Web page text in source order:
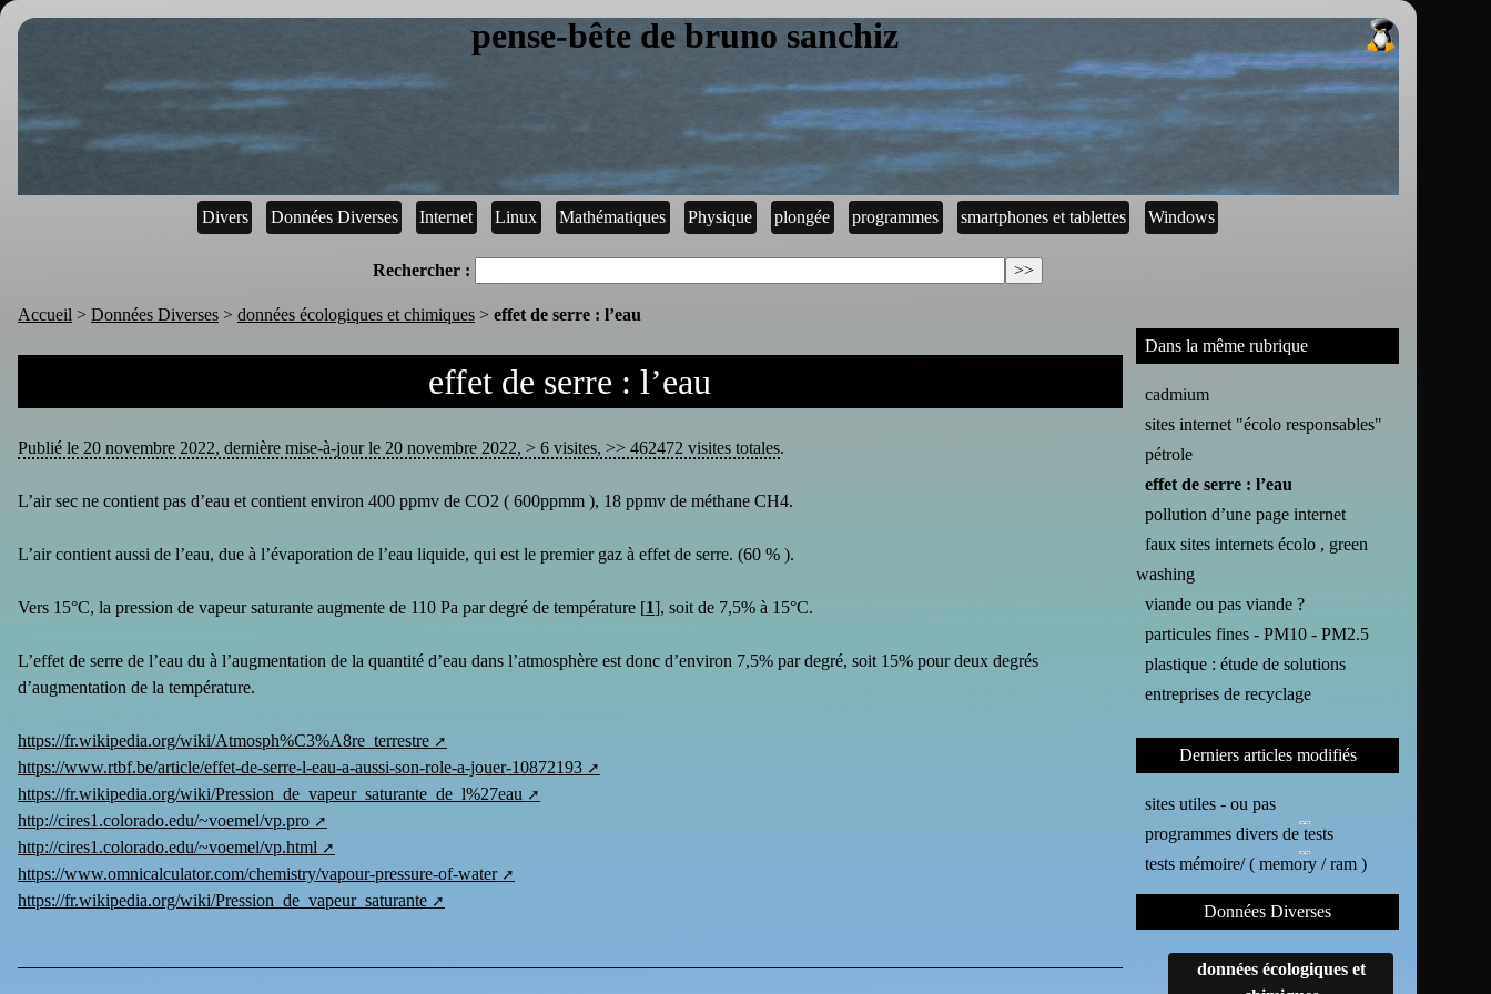
pense-bête de bruno sanchiz
Divers Données Diverses Internet Linux Mathématiques Physique plongée programmes smartphones et tablettes Windows
Rechercher :
Accueil > Données Diverses > données écologiques et chimiques > effet de serre : l’eau
effet de serre : l’eau
Publié le 20 novembre 2022, dernière mise-à-jour le 20 novembre 2022, > 6 visites, >> 462472 visites totales.
L’air sec ne contient pas d’eau et contient environ 400 ppmv de CO2 ( 600ppmm ), 18 ppmv de méthane CH4.
L’air contient aussi de l’eau, due à l’évaporation de l’eau liquide, qui est le premier gaz à effet de serre. (60 % ).
Vers 15°C, la pression de vapeur saturante augmente de 110 Pa par degré de température [1], soit de 7,5% à 15°C.
L’effet de serre de l’eau du à l’augmentation de la quantité d’eau dans l’atmosphère est donc d’environ 7,5% par degré, soit 15% pour deux degrés
d’augmentation de la température.
https://fr.wikipedia.org/wiki/Atmosph%C3%A8re_terrestre
https://www.rtbf.be/article/effet-de-serre-l-eau-a-aussi-son-role-a-jouer-10872193
https://fr.wikipedia.org/wiki/Pression_de_vapeur_saturante_de_l%27eau
http://cires1.colorado.edu/~voemel/vp.pro
http://cires1.colorado.edu/~voemel/vp.html
https://www.omnicalculator.com/chemistry/vapour-pressure-of-water
https://fr.wikipedia.org/wiki/Pression_de_vapeur_saturante
Dans la même rubrique
cadmium
sites internet "écolo responsables"
pétrole
effet de serre : l’eau
pollution d’une page internet
faux sites internets écolo , green
washing
viande ou pas viande ?
particules fines - PM10 - PM2.5
plastique : étude de solutions
entreprises de recyclage
Derniers articles modifiés
sites utiles - ou pas
programmes divers de tests
tests mémoire/ ( memory / ram )
Données Diverses
données écologiques et